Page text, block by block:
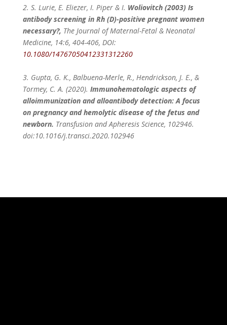
2. S. Lurie, E. Eliezer, I. Piper & I. Woliovitch (2003) Is
antibody screening in Rh (D)-positive pregnant women
necessary?, The Journal of Maternal-Fetal & Neonatal
Medicine, 14:6, 404-406, DOI:
10.1080/14767050412331312260
3. Gupta, G. K., Balbuena-Merle, R., Hendrickson, J. E., &
Tormey, C. A. (2020). Immunohematologic aspects of
alloimmunization and alloantibody detection: A focus
on pregnancy and hemolytic disease of the fetus and
newborn. Transfusion and Apheresis Science, 102946.
doi:10.1016/j.transci.2020.102946